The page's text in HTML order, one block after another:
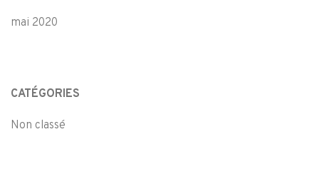
mai 2020
CATÉGORIES
Non classé